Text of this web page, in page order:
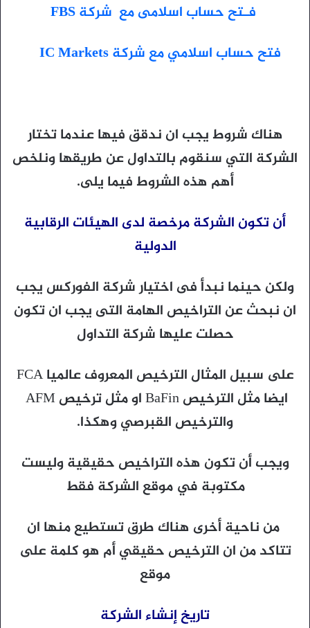
فـتح حساب اسلامى مع شركة FBS
فتح حساب اسلامي مع شركة IC Markets
هناك شروط يجب ان ندقق فيها عندما تختار
الشركة التي سنقوم بالتداول عن طريقها ونلخص
أهم هذه الشروط فيما يلى.
أن تكون الشركة مرخصة لدى الهيئات الرقابية
الدولية
ولكن حينما نبدأ فى اختيار شركة الفوركس يجب
ان نبحث عن التراخيص الهامة التى يجب ان تكون
حصلت عليها شركة التداول
على سبيل المثال الترخيص المعروف عالميا FCA
والترخيص القبرصي وهكذا.
ويجب أن تكون هذه التراخيص حقيقية وليست
مكتوبة في موقع الشركة فقط
من ناحية أخرى هناك طرق تستطيع منها ان
تتاكد من ان الترخيص حقيقي أم هو كلمة على
موقع
تاريخ إنشاء الشركة